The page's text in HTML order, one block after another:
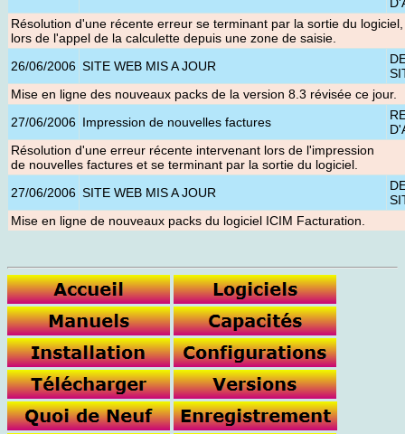
Résolution d'une récente erreur se terminant par la sortie du logiciel,
lors de l'appel de la calculette depuis une zone de saisie.
26/06/2006 SITE WEB MIS A JOUR
Mise en ligne des nouveaux packs de la version 8.3 révisée ce jour.
27/06/2006 Impression de nouvelles factures
Résolution d'une erreur récente intervenant lors de l'impression
de nouvelles factures et se terminant par la sortie du logiciel.
27/06/2006 SITE WEB MIS A JOUR
Mise en ligne de nouveaux packs du logiciel ICIM Facturation.